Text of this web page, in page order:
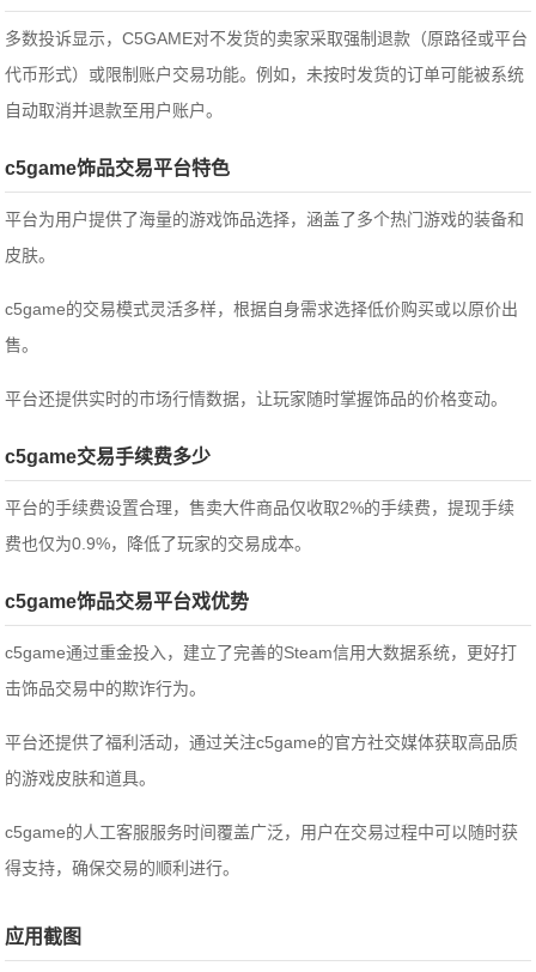
多数投诉显示，C5GAME对不发货的卖家采取强制退款（原路径或平台
代币形式）或限制账户交易功能。例如，未按时发货的订单可能被系统
自动取消并退款至用户账户。
c5game饰品交易平台特色
平台为用户提供了海量的游戏饰品选择，涵盖了多个热门游戏的装备和
皮肤。
c5game的交易模式灵活多样，根据自身需求选择低价购买或以原价出
售。
平台还提供实时的市场行情数据，让玩家随时掌握饰品的价格变动。
c5game交易手续费多少
平台的手续费设置合理，售卖大件商品仅收取2%的手续费，提现手续
费也仅为0.9%，降低了玩家的交易成本。
c5game饰品交易平台戏优势
c5game通过重金投入，建立了完善的Steam信用大数据系统，更好打
击饰品交易中的欺诈行为。
平台还提供了福利活动，通过关注c5game的官方社交媒体获取高品质
的游戏皮肤和道具。
c5game的人工客服服务时间覆盖广泛，用户在交易过程中可以随时获
得支持，确保交易的顺利进行。
应用截图